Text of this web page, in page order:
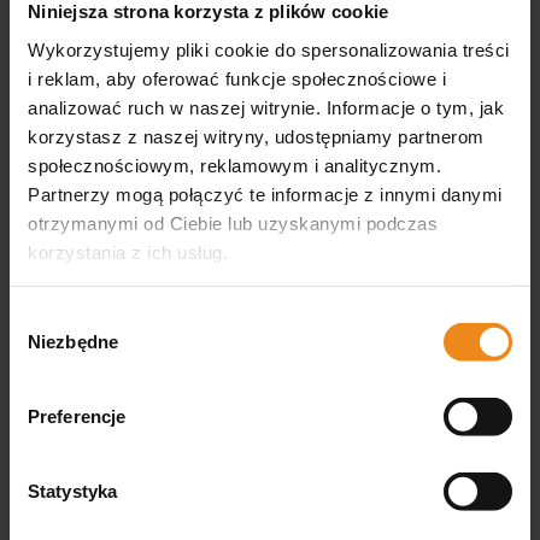
Niniejsza strona korzysta z plików cookie
Wykorzystujemy pliki cookie do spersonalizowania treści
i reklam, aby oferować funkcje społecznościowe i
analizować ruch w naszej witrynie. Informacje o tym, jak
korzystasz z naszej witryny, udostępniamy partnerom
społecznościowym, reklamowym i analitycznym.
Partnerzy mogą połączyć te informacje z innymi danymi
otrzymanymi od Ciebie lub uzyskanymi podczas
korzystania z ich usług.
zgody
Niezbędne
Preferencje
Statystyka
Pasta odkłaczająca dla
kotów 70 g Francodex
22,90 zł
zawiera 8% VAT, bez kosztów
dostawy
DO KOSZYKA
Syrop odkłaczający Dr.
Ziętek
45,00 zł
zawiera 8% VAT, bez kosztów
DO KOSZYKA
Opinie